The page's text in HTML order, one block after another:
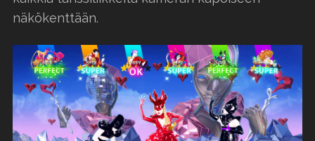
näkökenttään.